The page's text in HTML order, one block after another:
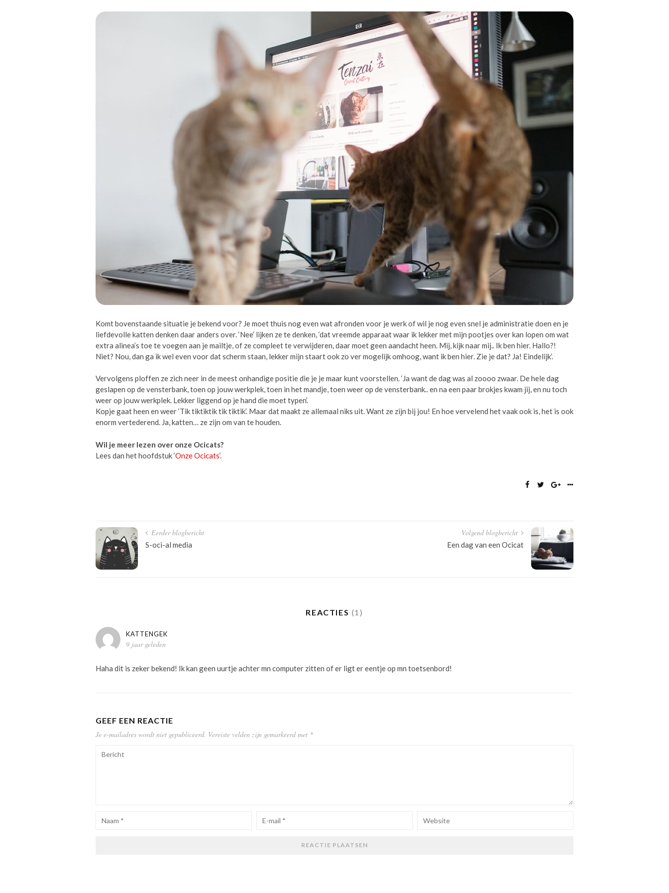
Komt bovenstaande situatie je bekend voor? Je moet thuis nog even wat afronden voor je werk of wil je nog even snel je administratie doen en je
liefdevolle katten denken daar anders over. ‘Nee’ lijken ze te denken, ‘dat vreemde apparaat waar ik lekker met mijn pootjes over kan lopen om wat
extra alinea’s toe te voegen aan je mailtje, of ze compleet te verwijderen, daar moet geen aandacht heen. Mij, kijk naar mij.. Ik ben hier. Hallo?!
Niet? Nou, dan ga ik wel even voor dat scherm staan, lekker mijn staart ook zo ver mogelijk omhoog, want ik ben hier. Zie je dat? Ja! Eindelijk’.
Vervolgens ploffen ze zich neer in de meest onhandige positie die je je maar kunt voorstellen. ‘Ja want de dag was al zoooo zwaar. De hele dag
geslapen op de vensterbank, toen op jouw werkplek, toen in het mandje, toen weer op de vensterbank.. en na een paar brokjes kwam jij, en nu toch
weer op jouw werkplek. Lekker liggend op je hand die moet typen’.
Kopje gaat heen en weer ‘Tik tiktiktik tik tiktik’. Maar dat maakt ze allemaal niks uit. Want ze zijn bij jou! En hoe vervelend het vaak ook is, het is ook
enorm vertederend. Ja, katten… ze zijn om van te houden.
Wil je meer lezen over onze Ocicats?
Lees dan het hoofdstuk ‘Onze Ocicats‘.
Bericht
navigatie
Eerder blogbericht
S-oci-al media
Volgend blogbericht
Een dag van een Ocicat
REACTIES (1)
KATTENGEK
9 jaar geleden
Haha dit is zeker bekend! Ik kan geen uurtje achter mn computer zitten of er ligt er eentje op mn toetsenbord!
GEEF EEN REACTIE
Je e-mailadres wordt niet gepubliceerd. Vereiste velden zijn gemarkeerd met *